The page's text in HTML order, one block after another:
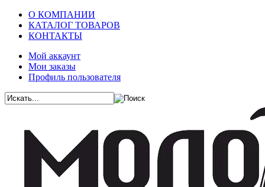
О КОМПАНИИ
КАТАЛОГ ТОВАРОВ
КОНТАКТЫ
Мой аккаунт
Мои заказы
Профиль пользователя